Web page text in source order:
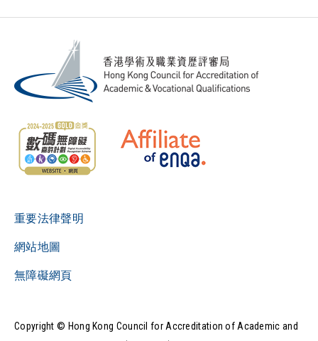
重要法律聲明
網站地圖
無障礙網頁
Copyright © Hong Kong Council for Accreditation of Academic and